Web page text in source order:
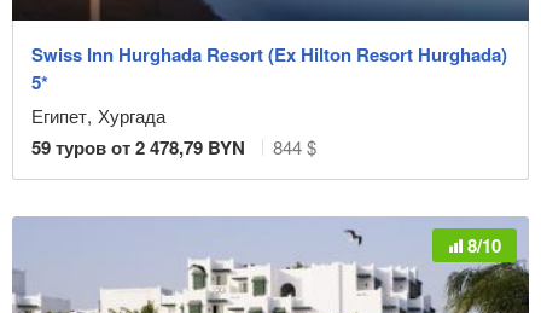
Swiss Inn Hurghada Resort (Ex Hilton Resort Hurghada)
5*
Египет, Хургада
59туров от2 478,79 BYN 844 $
8/10